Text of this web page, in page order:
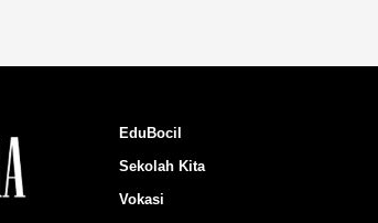
EduBocil
Sekolah Kita
Vokasi